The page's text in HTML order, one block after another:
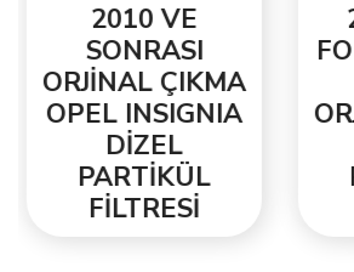
2010 VE
SONRASI
ORJİNAL ÇIKMA
OPEL INSIGNIA
DİZEL
PARTİKÜL
FİLTRESİ